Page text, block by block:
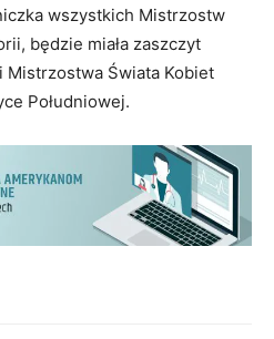
wszystkich Mistrzostw
będzie miała zaszczyt
Świata Kobiet
Południowej.